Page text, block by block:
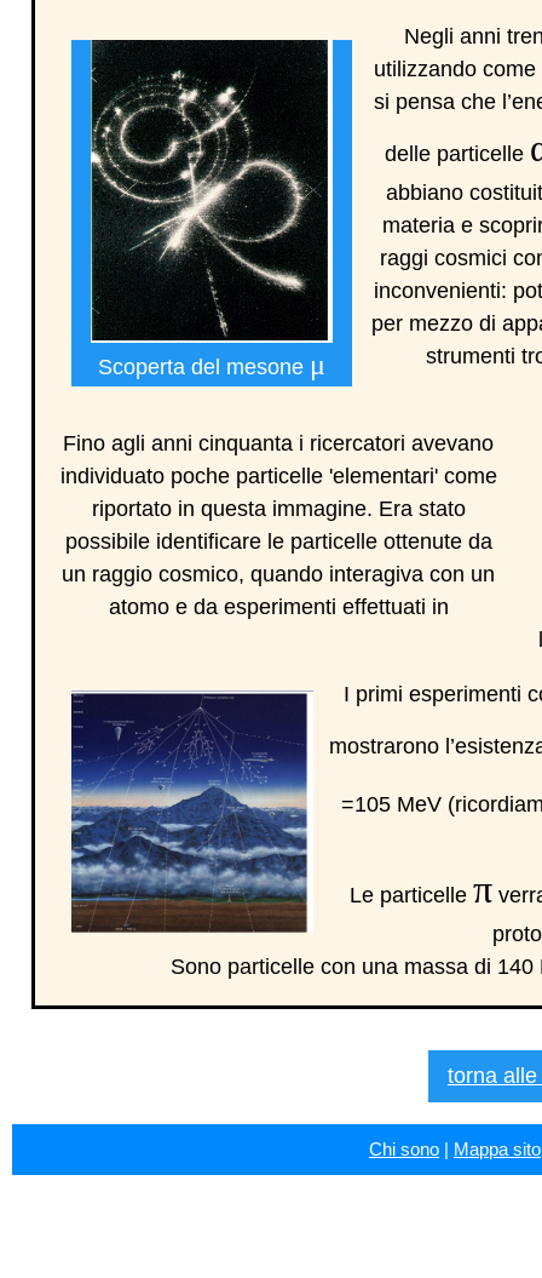
Scoperta del mesone μ
Negli anni
utilizzando
si pensa che
delle particelle
abbiano
materia e
raggi cosmici
inconvenienti:
per mezzo di
strumenti
Fino agli anni cinquanta i ricercatori avevano
individuato poche particelle 'elementari' come
riportato in questa immagine. Era stato
possibile identificare le particelle ottenute da
un raggio cosmico, quando interagiva con un
atomo e da esperimenti effettuati in
I primi esperimenti
mostrarono
=105 MeV
Le particelle π
Sono particelle con una massa di
torna
Chi sono | Mappa sito